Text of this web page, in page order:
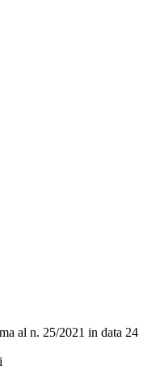
al n. 25/2021 in data 24